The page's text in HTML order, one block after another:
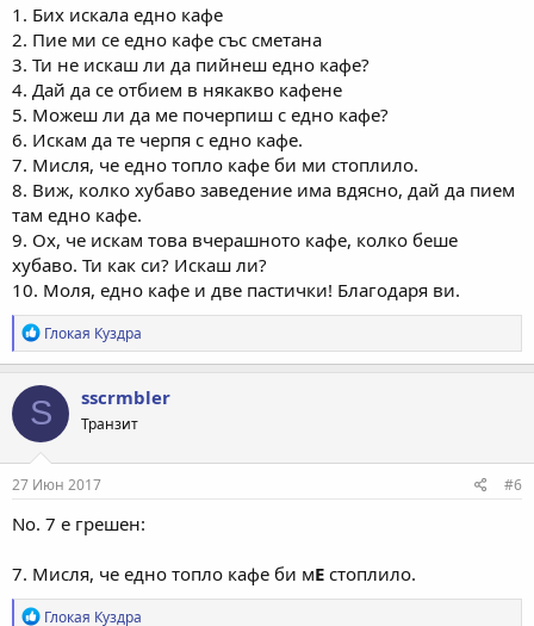
1. Бих искала едно кафе
2. Пие ми се едно кафе със сметана
3. Ти не искаш ли да пийнеш едно кафе?
4. Дай да се отбием в някакво кафене
5. Можеш ли да ме почерпиш с едно кафе?
6. Искам да те черпя с едно кафе.
7. Мисля, че едно топло кафе би ми стоплило.
8. Виж, колко хубаво заведение има вдясно, дай да пием
там едно кафе.
9. Ох, че искам това вчерашното кафе, колко беше
хубаво. Ти как си? Искаш ли?
10. Моля, едно кафе и две пастички! Благодаря ви.
Р
е
а
к
ц
и
и
:
Глокая Куздра
S sscrmbler
Транзит
27 Июн 2017 #6
No. 7 е грешен:
7. Мисля, че едно топло кафе би мЕ стоплило.
Р
Глокая Куздра